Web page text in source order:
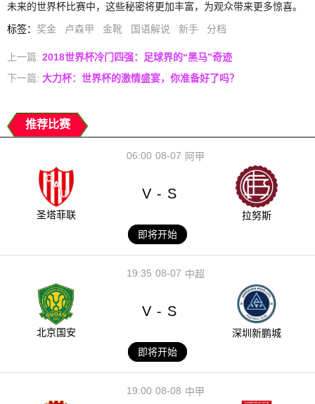
未来的世界杯比赛中，这些秘密将更加丰富，为观众带来更多惊喜。
标签： 奖金 卢森甲 金靴 国语解说 新手 分档
上一篇: 2018世界杯冷门四强：足球界的“黑马”奇迹
下一篇: 大力杯：世界杯的激情盛宴，你准备好了吗？
推荐比赛
08-07
06:00 阿甲
圣塔菲联
V - S
拉努斯
即将开始
08-07
19:35 中超
北京国安
V - S
深圳新鹏城
即将开始
08-08
19:00 中甲